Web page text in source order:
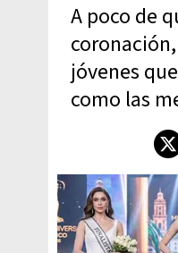
A poco de
jóvenes
como las